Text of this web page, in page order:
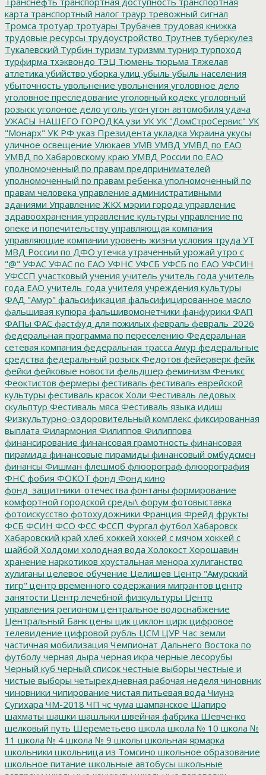
карта транспортный налог траур тревожный сигнал
Тромса тротуар тротуары Трубачев трудовая книжка
трудовые ресурсы трудоустройство Трутнев туберкулез
Тукалевский Турбин туризм туризмм турнир турпоход
турфирма тхэквондо ТЭЦ Тюмень тюрьма Тяжелая
атлетика убийство уборка улиц убыль убыль населения
убыточность увольнение увольнения уголовное дело
уголовное преследование уголовный кодекс уголовный
розыск уголоное дело уголь угон угон автомобиля удача
УЖАСЫ НАШЕГО ГОРОДКА узи УК УК "ДомСтроСервис" УК
"Монарх" УК РФ указ Президента укладка Украина укусы
уличное освещение Улюкаев УМВ УМВД УМВД по ЕАО
УМВД по Хабаровскому краю УМВД России по ЕАО
уполномоченный по правам предпринимателей
уполномоченный по правам ребенка уполномоченный по
правам человека управление административными
зданиями Управление ЖКХ мэрии города управление
здравоохранения управление культуры управление по
опеке и попечительству управляющая компания
управляющие компании уровень жизни условия труда УТ
МВД России по ДФО утечка утраченный урожай утро с
"@" УФАС УФАС по ЕАО УФНС УФСБ УФСБ по ЕАО УФСИН
УФССП участковый учения учитель учитель года учитель
года ЕАО учитель_года учителя учреждения культуры
ФАД "Амур" фальсификация фальсифицированное масло
фальшивая купюра фальшивомонетчики фанфурики ФАП
ФАПы ФАС фастфуд для пожилых февраль февраль_2026
федеральная программа по переселению Федеральная
сетевая компания федеральная трасса Амур федеральные
средства федеральный розыск Федотов фейерверк фейк
фейки фейковые новости фельдшер феминизм Феникс
Феоктистов фермеры фестиваль фестиваль еврейской
культуры фестиваль красок Холи Фестиваль ледовых
скульптур Фестиваль мяса Фестиваль языка идиш
Физкультурно-оздоровительный комплекс фиксированная
выплата Филармония Филиппов Филиппова
финансирование финансовая грамотность финансовая
пирамида финансовые пирамиды финансовый омбудсмен
финансы Фишман флешмоб флюорограф флюорография
ФНС фобия ФОКОТ фонд Фонд кино
фонд_защитники_отечества фонтаны формирование
комфортной городской среды\ форум фотовыставка
фотоискусство фотохудожники Франция Фрейд фрукты
ФСБ ФСИН ФСО ФСС ФССП Фургал футбол Хабаровск
Хабаровский край хлеб хоккей хоккей с мячом хоккей с
шайбой Холдоми холодная вода Холокост Хорошавин
хранение наркотиков хрустальная менора хулиганство
хулиганы целевое обучение Целищев Центр "Амурский
тигр" центр временного содержания мигрантов центр
занятости Центр лечебной физкультуры Центр
управления регионом центральное водоснабжение
Центральный Банк цены цик циклон цирк цифровое
телевидение цифровой рубль ЦСМ ЦУР Час земли
частичная мобилизация Чемпионат Дальнего Востока по
футболу черная дыра черная икра черные лесорубы
Черный куб черный список честные выборы честные и
чистые выборы четырехдневная рабочая неделя чиновник
чиновники чипирование чистая питьевая вода Чиунэ
Сугихара ЧМ-2018 ЧП чс чума шампанское Шапиро
шахматы шашки шашлыки швейная фабрика Шевченко
шелковый путь Шереметьево школа школа № 10 школа №
11 школа № 4 школа № 9 школы школьная ярмарка
школьники школьница из Томсино школьное образование
школьное питание школьные автобусы школьные